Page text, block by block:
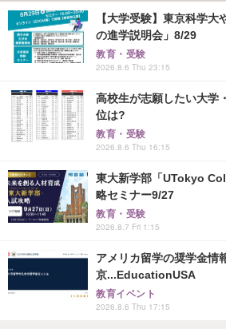
【大学受験】東京科学
の進学説明会」8/29
教育・受験
2026.8.6 Thu 23:15
高校生が志願したい大学
位は?
教育・受験
2026.8.6 Thu 16:15
東大新学部「UTokyo
略セミナー9/27
教育・受験
2026.8.7 Fri 1:15
アメリカ留学の奨学金情
京...EducationUSA
教育イベント
2026.8.6 Thu 17:15